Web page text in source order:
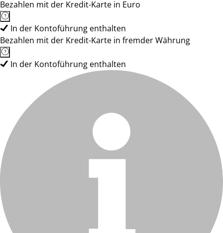
Bezahlen mit der Kredit-Karte in Euro
In der Kontoführung enthalten
Bezahlen mit der Kredit-Karte in fremder Währung
In der Kontoführung enthalten